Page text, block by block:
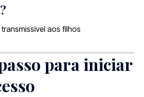
aos filhos
para iniciar